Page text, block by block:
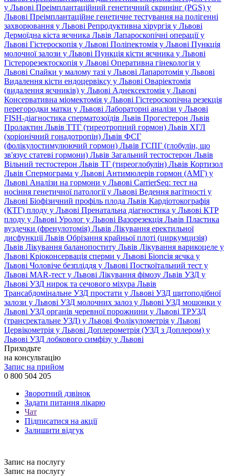
у Львові Преімплантаційний генетичний скринінг (PGS) у
Львові Преімплантаційне генетичне тестування на полігенні
захворювання у Львові Репродуктивна хірургія у Львові
Дермоїдна кіста яєчника Львів Лапароскопічні операції у
Львові Гістероскопія у Львові Поліпектомія у Львові Пункція
молочної залози у Львові Пункція кісти яєчника у Львові
Гістерорезектоскопія у Львові Оперативна гінекологія у
Львові Спайки у малому тазі у Львові Лапаротомія у Львові
Видалення кісти ендоцервіксу у Львові Оваріектомія
(видалення яєчників) у Львові Аднексектомія у Львові
Консервативна міомектомія у Львові Гістероскопічна резекція
перегородки матки у Львові Лабораторні аналізи у Львові
FISH-діагностика сперматозоїдів Львів Прогестерон Львів
Пролактин Львів ТТГ (тиреотропний гормон) Львів ХГЛ
(хоріонічний гонадотропін) Львів ФСГ
(фолікулостимулюючий гормон) Львів ГСПГ (глобулін, що
зв'язує статеві гормони) Львів Загальний тестостерон Львів
Вільний тестостерон Львів ТГ (тиреоглобулін) Львів Кортизол
Львів Спермограма у Львові Антимюлерів гормон (АМГ) у
Львові Аналізи на гормони у Львові CarrierSeq: тест на
носіння генетичної патології у Львові Ведення вагітності у
Львові Біофізичний профіль плода Львів Кардіотокографія
(КТГ) плоду у Львові Пренатальна діагностика у Львові КТР
плоду у Львові Уролог у Львові Вазорезекція Львів Пластика
вуздечки (френулотомія) Львів Лікування еректильної
дисфункції Львів Обрізання крайньої плоті (циркумцизія)
Львів Лікування баланопоститу Львів Лікування варикоцеле у
Львові Кріоконсервація сперми у Львові Біопсія яєчка у
Львові Чоловіче безпліддя у Львові Посткоїтальний тест у
Львові MAR-тест у Львові Лікування фімозу Львів УЗД у
Львові УЗД нирок та сечового міхура Львів
Трансабдомінальне УЗД простати у Львові УЗД щитоподібної
залози у Львові УЗД молочних залоз у Львові УЗД мошонки у
Львові УЗД органів черевної порожнини у Львові ТРУЗД
(трансректальне УЗД) у Львові Фолікулометрія у Львові
Цервікометрія у Львові Доплерометрія (УЗД з Доплером) у
Львові УЗД лобкового симфізу у Львові
Приходьте
на консультацію
Запис на прийом
0 800 504 205
Зворотний дзвінок
Задати питання лікарю
Чат
Підписатися на акції
Залишити відгук
Запис на послугу
Запис на послугу